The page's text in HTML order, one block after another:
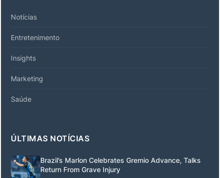
Notícias
Entretenimento
Insights
Marketing
Saúde
ÚLTIMAS NOTÍCIAS
Brazil’s Marlon Celebrates Gremio Advance, Talks
Return From Grave Injury